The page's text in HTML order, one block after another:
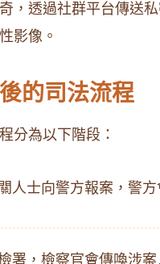
，透過社群平台傳送
影像。
的司法流程
分為以下階段：
人士向警方報案，警
署，檢察官會傳喚涉